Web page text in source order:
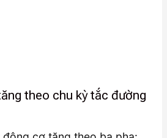
theo chu kỳ tắc đường